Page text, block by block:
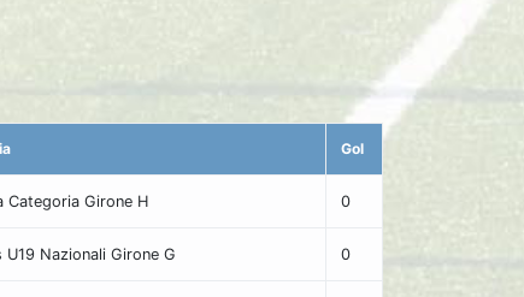
Gol
Categoria Girone H 0
U19 Nazionali Girone G 0